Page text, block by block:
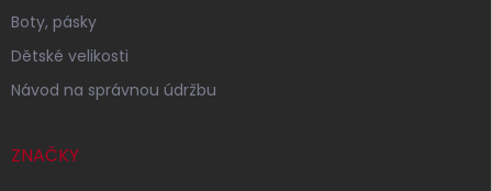
Boty, pásky
Dětské velikosti
Návod na správnou údržbu
ZNAČKY